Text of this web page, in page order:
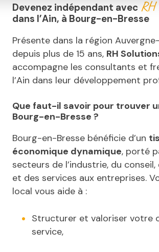
Devenez indépendant avec RH
dans l’Ain, à Bourg-en-Bresse
Présente dans la région
depuis plus de 15 ans, RH
accompagne les consultants et
l’Ain dans leur développement
Que faut-il savoir pour trouver
Bourg-en-Bresse ?
Bourg-en-Bresse bénéficie d’un
économique dynamique, porté
secteurs de l’industrie, du conseil,
et des services aux entreprises.
local vous aide à :
Structurer et valoriser votre
service,